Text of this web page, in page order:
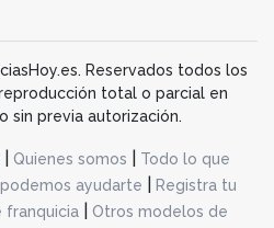
Reservados todos los
total o parcial en
sin previa autorización.
Quienes somos
Todo lo que
ayudarte
Registra tu
franquicia| Otros modelos de